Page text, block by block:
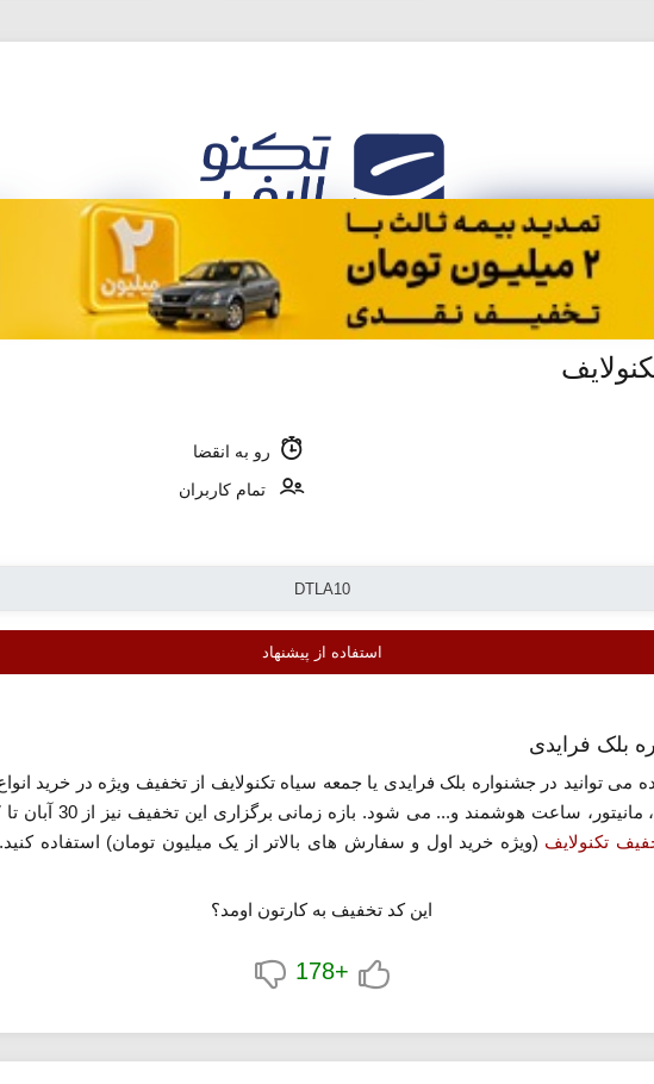
رو به انقضا
تمام کاربران
استفاده از پیشنهاد
بلک فرایدی
می توانید در جشنواره بلک فرایدی یا جمعه سیاه تکنولایف از تخفیف ویژه در خرید
تکنولایف (ویژه خرید اول و سفارش های بالاتر از یک میلیون تومان) استفاده
این کد تخفیف به کارتون اومد؟
+178